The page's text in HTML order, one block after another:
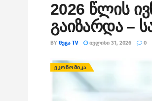
2026 წლის
გაიზარდა –
BY ᲛᲔᲒᲐ TV ᲘᲕᲚᲘᲡᲘ 31, 2026 0
ᲔᲙᲝᲜᲝᲛᲘᲙᲐ